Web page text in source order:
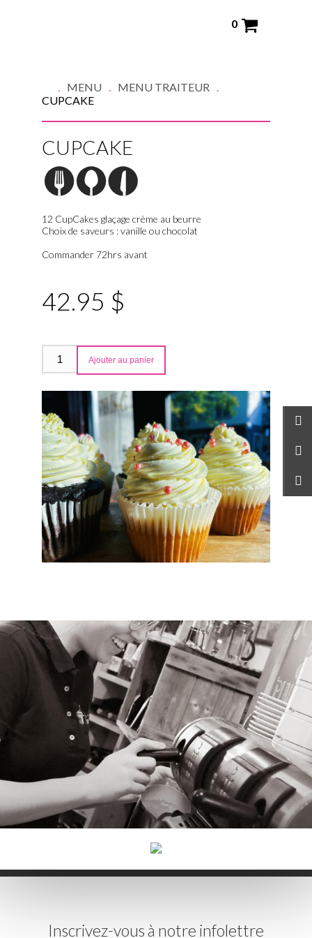
0
MENU
MENU TRAITEUR
CUPCAKE
CUPCAKE
12 CupCakes glaçage crème au beurre
Choix de saveurs : vanille ou chocolat
Commander 72hrs avant
42.95 $
Ajouter au panier
Inscrivez-vous à notre infolettre